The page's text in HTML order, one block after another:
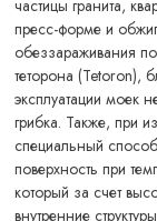
частицы гранита,
пресс-форме и
обеззараживания
теторона (Tetoron),
эксплуатации моек
грибка. Также, при
специальный
поверхность при
который за счет
внутренние